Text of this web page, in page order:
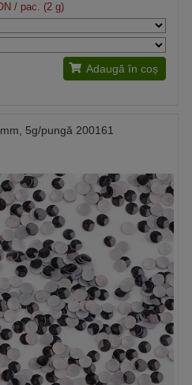
/ pac. (2 g)
Adaugă în coș
5g/pungă 200161